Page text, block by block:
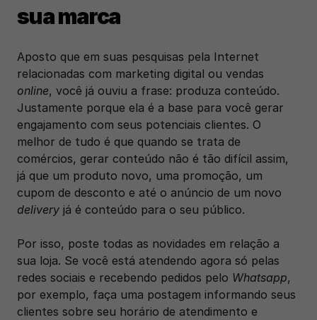
sua marca
Aposto que em suas pesquisas pela Internet
online, você já ouviu a frase: produza conteúdo.
Justamente porque ela é a base para você gerar
engajamento com seus potenciais clientes. O
melhor de tudo é que quando se trata de
comércios, gerar conteúdo não é tão difícil assim,
já que um produto novo, uma promoção, um
delivery já é conteúdo para o seu público.
Por isso, poste todas as novidades em relação a
sua loja. Se você está atendendo agora só pelas
redes sociais e recebendo pedidos pelo Whatsapp,
por exemplo, faça uma postagem informando seus
clientes sobre seu horário de atendimento e